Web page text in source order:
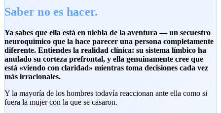
Saber no es hacer.
Ya sabes que ella está en niebla de la aventura — un secuestro
neuroquímico que la hace parecer una persona completamente
diferente. Entiendes la realidad clínica: su sistema límbico ha
anulado su corteza prefrontal, y ella genuinamente cree que
está «viendo con claridad» mientras toma decisiones cada vez
más irracionales.
Y la mayoría de los hombres todavía reaccionan ante ella como si
fuera la mujer con la que se casaron.